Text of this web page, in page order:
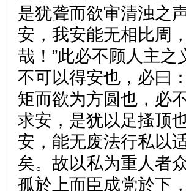
是犹聋而欲审清浊之
安，我安能无相比周
哉！”此必不顾人主
不可以得安也，必曰
矩而欲为方圆也，必
求安，是犹以足搔顶
安，能无废法行私以
矣。故以私为重人者
孤於上而臣成党於